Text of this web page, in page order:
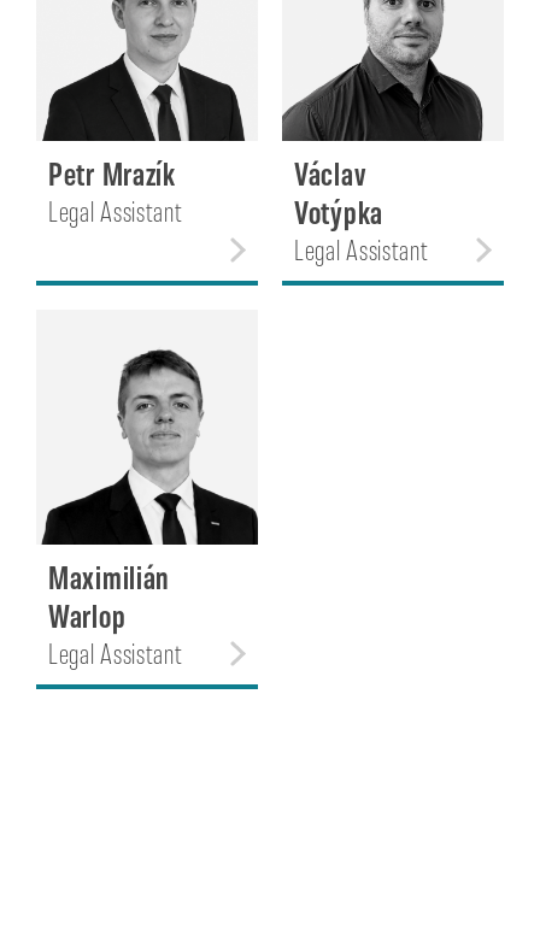
Petr Mrazík
Legal Assistant
Václav
Votýpka
Legal Assistant
Maximilián
Warlop
Legal Assistant